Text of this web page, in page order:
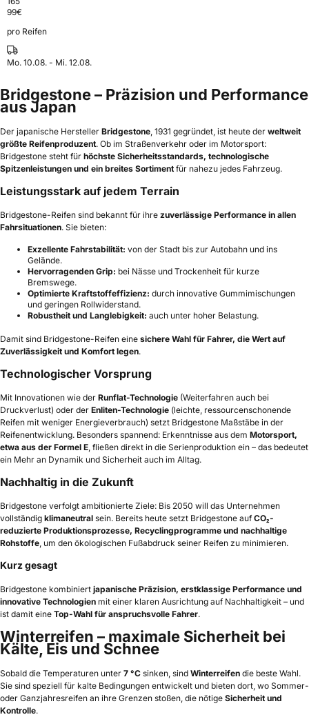
99€
pro Reifen
Mo. 10.08. - Mi. 12.08.
Bridgestone – Präzision und Performance
aus Japan
Der japanische Hersteller Bridgestone, 1931 gegründet, ist heute der weltweit
größte Reifenproduzent. Ob im Straßenverkehr oder im Motorsport:
Bridgestone steht für höchste Sicherheitsstandards, technologische
Spitzenleistungen und ein breites Sortiment für nahezu jedes Fahrzeug.
Leistungsstark auf jedem Terrain
Bridgestone-Reifen sind bekannt für ihre zuverlässige Performance in allen
Fahrsituationen. Sie bieten:
Exzellente Fahrstabilität: von der Stadt bis zur Autobahn und ins
Gelände.
Hervorragenden Grip: bei Nässe und Trockenheit für kurze
Bremswege.
Optimierte Kraftstoffeffizienz: durch innovative Gummimischungen
und geringen Rollwiderstand.
Robustheit und Langlebigkeit: auch unter hoher Belastung.
Damit sind Bridgestone-Reifen eine sichere Wahl für Fahrer, die Wert auf
Zuverlässigkeit und Komfort legen.
Technologischer Vorsprung
Mit Innovationen wie der Runflat-Technologie (Weiterfahren auch bei
Druckverlust) oder der Enliten-Technologie (leichte, ressourcenschonende
Reifen mit weniger Energieverbrauch) setzt Bridgestone Maßstäbe in der
Reifenentwicklung. Besonders spannend: Erkenntnisse aus dem Motorsport,
etwa aus der Formel E, fließen direkt in die Serienproduktion ein – das bedeutet
ein Mehr an Dynamik und Sicherheit auch im Alltag.
Nachhaltig in die Zukunft
Bridgestone verfolgt ambitionierte Ziele: Bis 2050 will das Unternehmen
vollständig klimaneutral sein. Bereits heute setzt Bridgestone aufCO₂-
reduzierte Produktionsprozesse, Recyclingprogramme und nachhaltige
Rohstoffe, um den ökologischen Fußabdruck seiner Reifen zu minimieren.
Kurz gesagt
Bridgestone kombiniert japanische Präzision, erstklassige Performance und
innovative Technologien mit einer klaren Ausrichtung auf Nachhaltigkeit – und
ist damit eine Top-Wahl für anspruchsvolle Fahrer.
Winterreifen – maximale Sicherheit bei
Kälte, Eis und Schnee
Sobald die Temperaturen unter 7 °C sinken, sind Winterreifen die beste Wahl.
Sie sind speziell für kalte Bedingungen entwickelt und bieten dort, wo Sommer-
oder Ganzjahresreifen an ihre Grenzen stoßen, die nötige Sicherheit und
Kontrolle.